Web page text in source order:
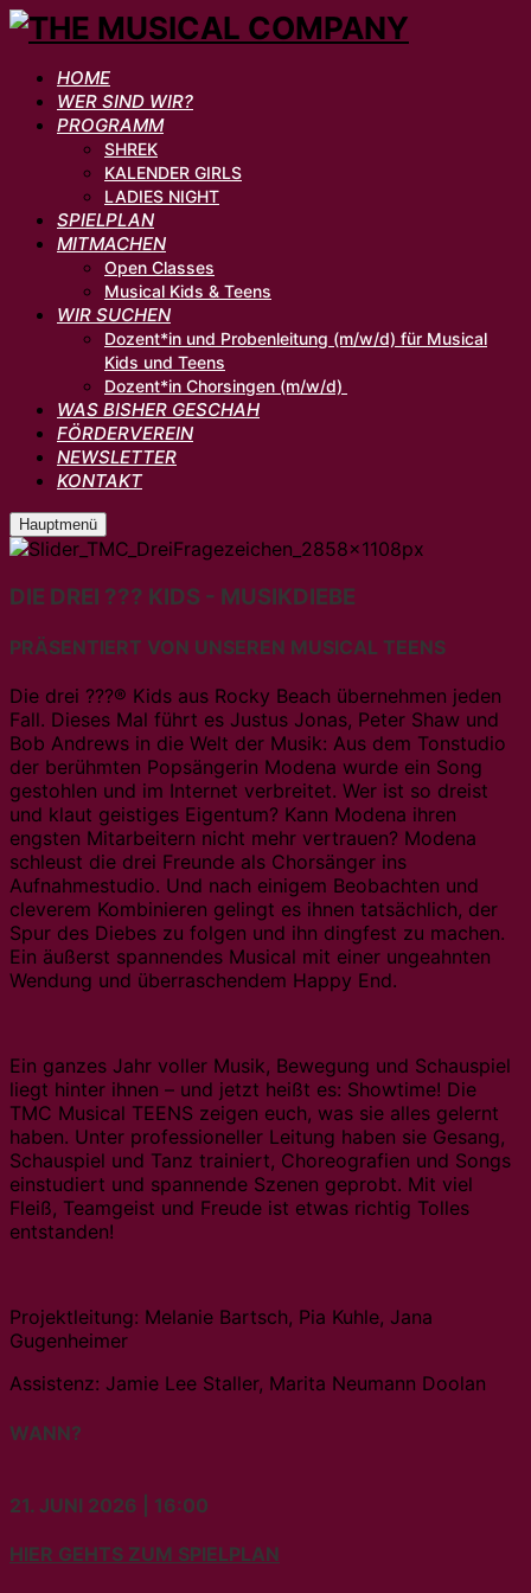
HOME
WER SIND WIR?
PROGRAMM
SHREK
KALENDER GIRLS
LADIES NIGHT
SPIELPLAN
MITMACHEN
Open Classes
Musical Kids & Teens
WIR SUCHEN
Dozent*in und Probenleitung (m/w/d) für Musical
Kids und Teens
Dozent*in Chorsingen (m/w/d)
WAS BISHER GESCHAH
FÖRDERVEREIN
NEWSLETTER
KONTAKT
Hauptmenü
DIE DREI ??? KIDS - MUSIKDIEBE
PRÄSENTIERT VON UNSEREN MUSICAL TEENS
Die drei ???® Kids aus Rocky Beach übernehmen jeden
Fall. Dieses Mal führt es Justus Jonas, Peter Shaw und
Bob Andrews in die Welt der Musik: Aus dem Tonstudio
der berühmten Popsängerin Modena wurde ein Song
gestohlen und im Internet verbreitet. Wer ist so dreist
und klaut geistiges Eigentum? Kann Modena ihren
engsten Mitarbeitern nicht mehr vertrauen? Modena
schleust die drei Freunde als Chorsänger ins
Aufnahmestudio. Und nach einigem Beobachten und
cleverem Kombinieren gelingt es ihnen tatsächlich, der
Spur des Diebes zu folgen und ihn dingfest zu machen.
Ein äußerst spannendes Musical mit einer ungeahnten
Wendung und überraschendem Happy End.
Ein ganzes Jahr voller Musik, Bewegung und Schauspiel
liegt hinter ihnen – und jetzt heißt es: Showtime! Die
TMC Musical TEENS zeigen euch, was sie alles gelernt
haben. Unter professioneller Leitung haben sie Gesang,
Schauspiel und Tanz trainiert, Choreografien und Songs
einstudiert und spannende Szenen geprobt. Mit viel
Fleiß, Teamgeist und Freude ist etwas richtig Tolles
entstanden!
Projektleitung: Melanie Bartsch, Pia Kuhle, Jana
Gugenheimer
Assistenz: Jamie Lee Staller, Marita Neumann Doolan
WANN?
21. JUNI 2026 | 16:00
HIER GEHTS ZUM SPIELPLAN